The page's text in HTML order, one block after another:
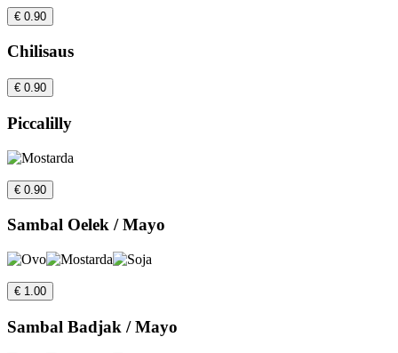
€ 0.90
Chilisaus
€ 0.90
Piccalilly
€ 0.90
Sambal Oelek / Mayo
€ 1.00
Sambal Badjak / Mayo